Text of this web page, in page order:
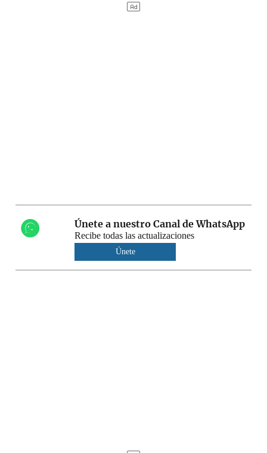
Únete a nuestro Canal de WhatsApp
Recibe todas las actualizaciones
Únete